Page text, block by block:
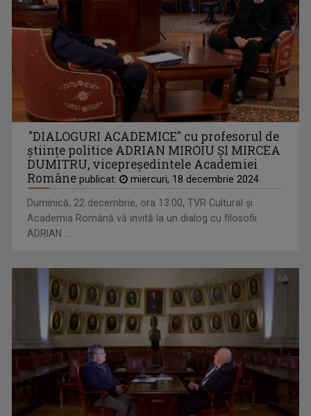
"DIALOGURI ACADEMICE" cu profesorul de
ştiinţe politice ADRIAN MIROIU ŞI MIRCEA
DUMITRU, vicepreşedintele Academiei
Române publicat: miercuri, 18 decembrie 2024
Duminică, 22 decembrie, ora 13:00, TVR Cultural şi
Academia Română vă invită la un dialog cu filosofii
ADRIAN ...